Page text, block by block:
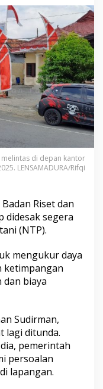
melintas di depan kantor
LENSAMADURA/Rifqi
Badan Riset dan
didesak segera
(NTP).
mengukur daya
ketimpangan
biaya
Sudirman,
lagi ditunda.
pemerintah
persoalan
lapangan.